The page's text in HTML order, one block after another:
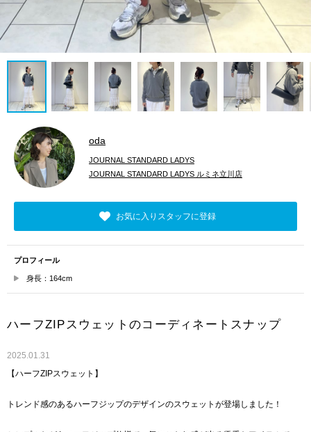
oda
JOURNAL STANDARD LADYS
JOURNAL STANDARD LADYS ルミネ立川店
お気に入りスタッフに登録
プロフィール
身長：164cm
ハーフZIPスウェットのコーディネートスナップ
2025.01.31
【ハーフZIPスウェット】
トレンド感のあるハーフジップのデザインのスウェットが登場しました！